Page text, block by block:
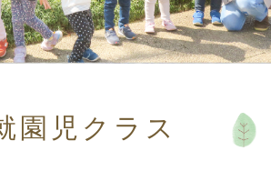
園児クラス